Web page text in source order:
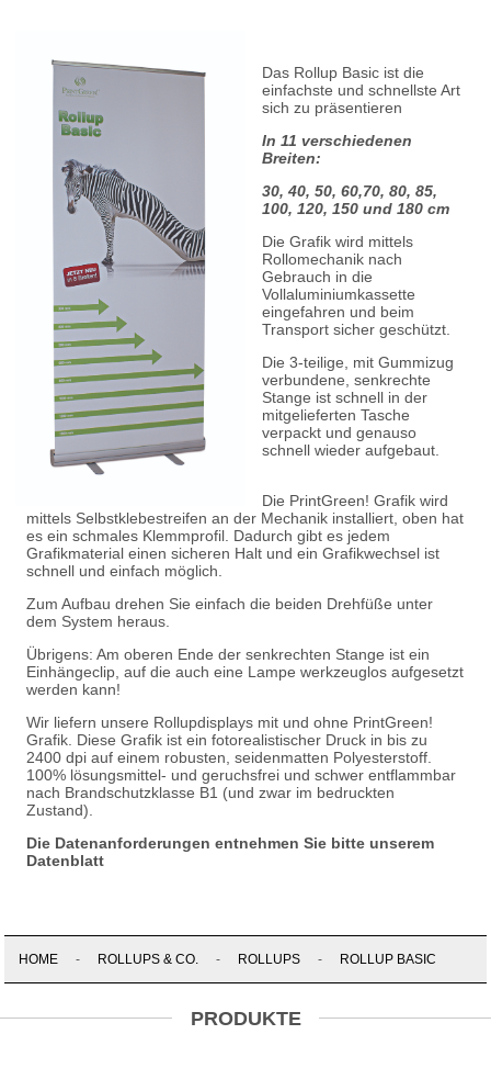
Das Rollup Basic ist die
einfachste und schnellste Art
sich zu präsentieren
In 11 verschiedenen
Breiten:
30, 40, 50, 60,70, 80, 85,
100, 120, 150 und 180 cm
Die Grafik wird mittels
Rollomechanik nach
Gebrauch in die
Vollaluminiumkassette
eingefahren und beim
Transport sicher geschützt.
Die 3-teilige, mit Gummizug
verbundene, senkrechte
Stange ist schnell in der
mitgelieferten Tasche
verpackt und genauso
schnell wieder aufgebaut.
Die PrintGreen! Grafik wird
mittels Selbstklebestreifen an der Mechanik installiert, oben hat
es ein schmales Klemmprofil. Dadurch gibt es jedem
Grafikmaterial einen sicheren Halt und ein Grafikwechsel ist
schnell und einfach möglich.
Zum Aufbau drehen Sie einfach die beiden Drehfüße unter
dem System heraus.
Übrigens: Am oberen Ende der senkrechten Stange ist ein
Einhängeclip, auf die auch eine Lampe werkzeuglos aufgesetzt
werden kann!
Wir liefern unsere Rollupdisplays mit und ohne PrintGreen!
Grafik. Diese Grafik ist ein fotorealistischer Druck in bis zu
2400 dpi auf einem robusten, seidenmatten Polyesterstoff.
100% lösungsmittel- und geruchsfrei und schwer entflammbar
nach Brandschutzklasse B1 (und zwar im bedruckten
Zustand).
Die Datenanforderungen entnehmen Sie bitte unserem
Datenblatt
HOME - ROLLUPS & CO. - ROLLUPS - ROLLUP BASIC
PRODUKTE